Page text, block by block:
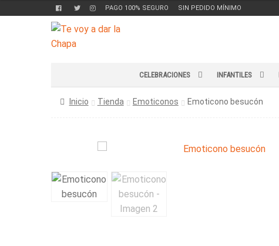
PAGO 100% SEGURO SIN PEDIDO MÍNIMO
Ir
a
Ir
al
CELEBRACIONES INFANTILES
Inicio Tienda Emoticonos Emoticono besucón